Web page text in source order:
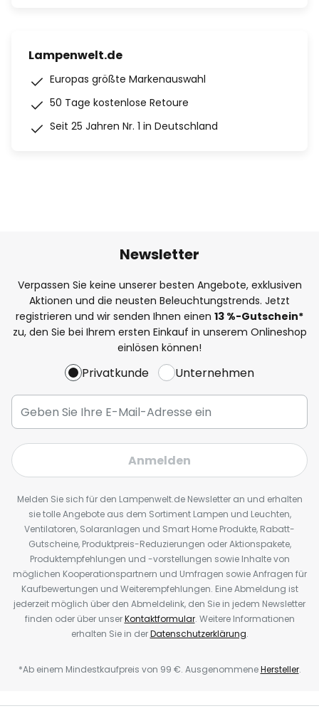
Lampenwelt.de
Europas größte Markenauswahl
50 Tage kostenlose Retoure
Seit 25 Jahren Nr. 1 in Deutschland
Newsletter
Verpassen Sie keine unserer besten Angebote, exklusiven
Aktionen und die neusten Beleuchtungstrends. Jetzt
registrieren und wir senden Ihnen einen 13 %-Gutschein*
zu, den Sie bei Ihrem ersten Einkauf in unserem Onlineshop
einlösen können!
Privatkunde Unternehmen
Anmelden
Melden Sie sich für den Lampenwelt.de Newsletter an und erhalten
sie tolle Angebote aus dem Sortiment Lampen und Leuchten,
Ventilatoren, Solaranlagen und Smart Home Produkte, Rabatt-
Gutscheine, Produktpreis-Reduzierungen oder Aktionspakete,
Produktempfehlungen und -vorstellungen sowie Inhalte von
möglichen Kooperationspartnern und Umfragen sowie Anfragen für
Kaufbewertungen und Weiterempfehlungen. Eine Abmeldung ist
jederzeit möglich über den Abmeldelink, den Sie in jedem Newsletter
finden oder über unserKontaktformular. Weitere Informationen
erhalten Sie in derDatenschutzerklärung.
*Ab einem Mindestkaufpreis von 99 €. AusgenommeneHersteller.